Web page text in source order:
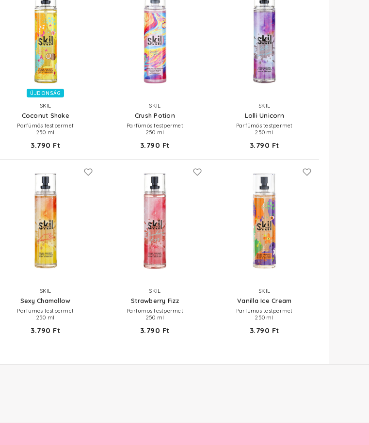
ÚJDONSÁG
SKIL
Coconut Shake
Parfümös testpermet
250 ml
3.790 Ft
SKIL
Crush Potion
Parfümös testpermet
250 ml
3.790 Ft
SKIL
Lolli Unicorn
Parfümös testpermet
250 ml
3.790 Ft
SKIL
Sexy Chamallow
Parfümös testpermet
250 ml
3.790 Ft
SKIL
Strawberry Fizz
Parfümös testpermet
250 ml
3.790 Ft
SKIL
Vanilla Ice Cream
Parfümös testpermet
250 ml
3.790 Ft